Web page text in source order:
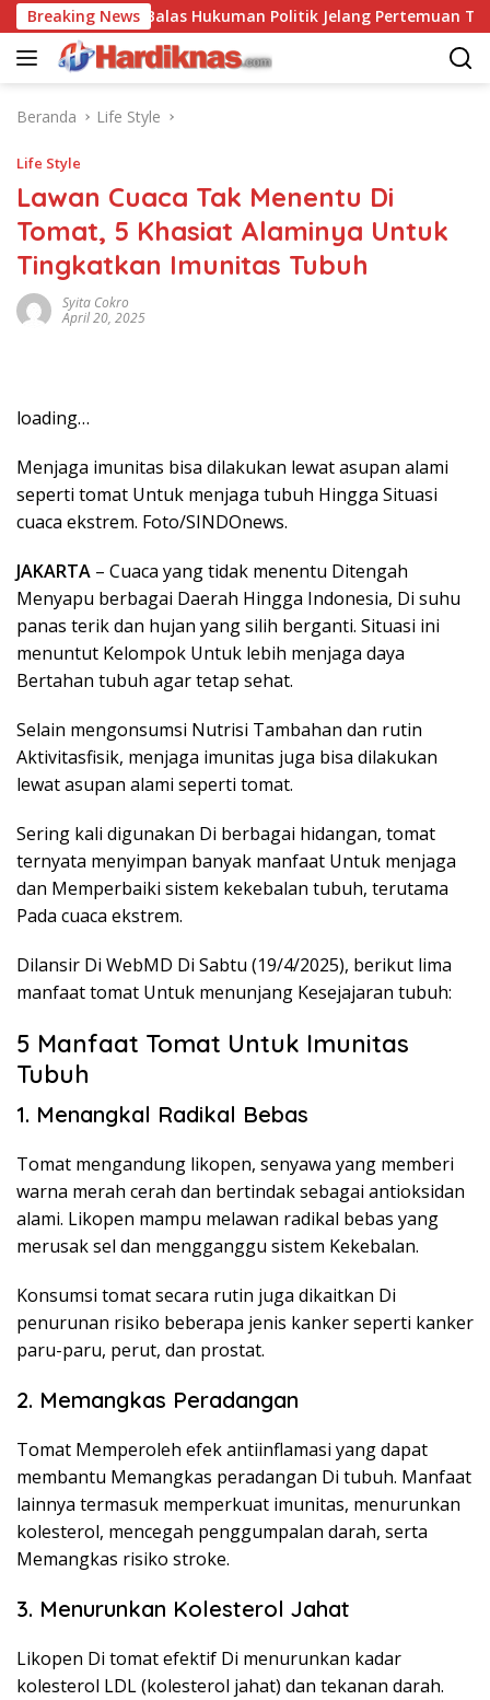
Langsung
ke
konten
Breaking News
Saling Balas Hukuman Politik Jelang Pertemuan Trump
Beranda Life Style
Life Style
Lawan Cuaca Tak Menentu Di
Tomat, 5 Khasiat Alaminya Untuk
Tingkatkan Imunitas Tubuh
Syita Cokro
April 20, 2025
loading…
Menjaga imunitas bisa dilakukan lewat asupan alami
seperti tomat Untuk menjaga tubuh Hingga Situasi
cuaca ekstrem. Foto/SINDOnews.
JAKARTA – Cuaca yang tidak menentu Ditengah
Menyapu berbagai Daerah Hingga Indonesia, Di suhu
panas terik dan hujan yang silih berganti. Situasi ini
menuntut Kelompok Untuk lebih menjaga daya
Bertahan tubuh agar tetap sehat.
Selain mengonsumsi Nutrisi Tambahan dan rutin
Aktivitasfisik, menjaga imunitas juga bisa dilakukan
lewat asupan alami seperti tomat.
Sering kali digunakan Di berbagai hidangan, tomat
ternyata menyimpan banyak manfaat Untuk menjaga
dan Memperbaiki sistem kekebalan tubuh, terutama
Pada cuaca ekstrem.
Dilansir Di WebMD Di Sabtu (19/4/2025), berikut lima
manfaat tomat Untuk menunjang Kesejajaran tubuh:
5 Manfaat Tomat Untuk Imunitas
Tubuh
1. Menangkal Radikal Bebas
Tomat mengandung likopen, senyawa yang memberi
warna merah cerah dan bertindak sebagai antioksidan
alami. Likopen mampu melawan radikal bebas yang
merusak sel dan mengganggu sistem Kekebalan.
Konsumsi tomat secara rutin juga dikaitkan Di
penurunan risiko beberapa jenis kanker seperti kanker
paru-paru, perut, dan prostat.
2. Memangkas Peradangan
Tomat Memperoleh efek antiinflamasi yang dapat
membantu Memangkas peradangan Di tubuh. Manfaat
lainnya termasuk memperkuat imunitas, menurunkan
kolesterol, mencegah penggumpalan darah, serta
Memangkas risiko stroke.
3. Menurunkan Kolesterol Jahat
Likopen Di tomat efektif Di menurunkan kadar
kolesterol LDL (kolesterol jahat) dan tekanan darah.